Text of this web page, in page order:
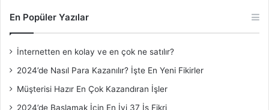
En Popüler Yazılar
İnternetten en kolay ve en çok ne satılır?
2024’de Nasıl Para Kazanılır? İşte En Yeni Fikirler
Müşterisi Hazır En Çok Kazandıran İşler
2024’de Başlamak İçin En İyi 37 İş Fikri